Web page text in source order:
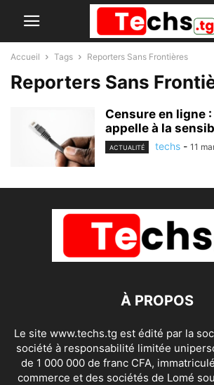
Accueil Tags Reporters Sans Frontières
Reporters Sans
Censure en ligne :
appelle à la
ACTUALITÉ techs - 11
À PROPOS
Le site www.techs.tg est édité par la
société à responsabilité limitée
de 1 000 000 de franc CFA,
commerce et des sociétés de Lomé